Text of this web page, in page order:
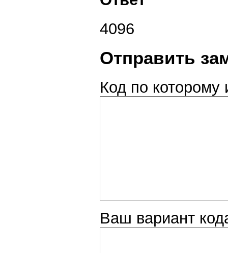
4096
Отправить
Код по которому
Ваш вариант